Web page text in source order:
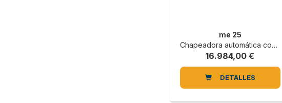
me 25
Chapeadora automática con depósito de cola
16.984,00 €
DETALLES